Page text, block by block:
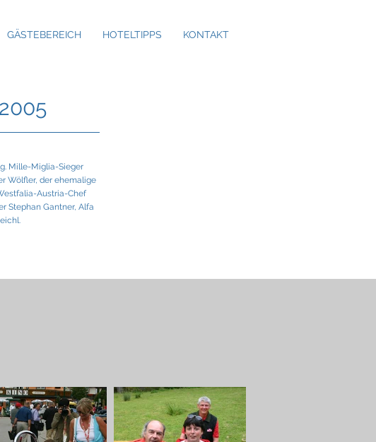
GÄSTEBEREICH HOTELTIPPS KONTAKT
Mille-Miglia-Sieger
Wölfler, der ehemalige
Austria-Chef
Stephan Gantner, Alfa